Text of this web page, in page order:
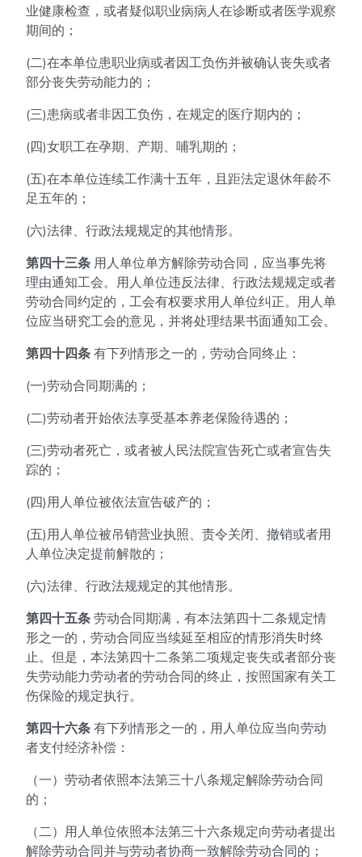
业健康检查，或者疑似职业病病人在诊断或者医学观察
期间的；
(二)在本单位患职业病或者因工负伤并被确认丧失或者
部分丧失劳动能力的；
(三)患病或者非因工负伤，在规定的医疗期内的；
(四)女职工在孕期、产期、哺乳期的；
(五)在本单位连续工作满十五年，且距法定退休年龄不
足五年的；
(六)法律、行政法规规定的其他情形。
第四十三条 用人单位单方解除劳动合同，应当事先将
理由通知工会。用人单位违反法律、行政法规规定或者
劳动合同约定的，工会有权要求用人单位纠正。用人单
位应当研究工会的意见，并将处理结果书面通知工会。
第四十四条 有下列情形之一的，劳动合同终止：
(一)劳动合同期满的；
(二)劳动者开始依法享受基本养老保险待遇的；
(三)劳动者死亡，或者被人民法院宣告死亡或者宣告失
踪的；
(四)用人单位被依法宣告破产的；
(五)用人单位被吊销营业执照、责令关闭、撤销或者用
人单位决定提前解散的；
(六)法律、行政法规规定的其他情形。
第四十五条 劳动合同期满，有本法第四十二条规定情
形之一的，劳动合同应当续延至相应的情形消失时终
止。但是，本法第四十二条第二项规定丧失或者部分丧
失劳动能力劳动者的劳动合同的终止，按照国家有关工
伤保险的规定执行。
第四十六条 有下列情形之一的，用人单位应当向劳动
者支付经济补偿：
（一）劳动者依照本法第三十八条规定解除劳动合同
的；
（二）用人单位依照本法第三十六条规定向劳动者提出
解除劳动合同并与劳动者协商一致解除劳动合同的；